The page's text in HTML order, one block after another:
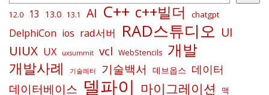
12.0 13 13.0 13.1 AI C++ c++빌더 chatgpt
DelphiCon ios rad서버 RAD스튜디오 UI
UIUX UX uxsummit vcl WebStencils 개발
개발사례 기술레터 기술백서 데브옵스 데이터
데이터베이스 델파이 마이그레이션
맥